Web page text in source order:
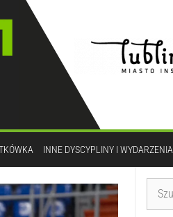
INNE DYSCYPLINY I WYDARZENIA